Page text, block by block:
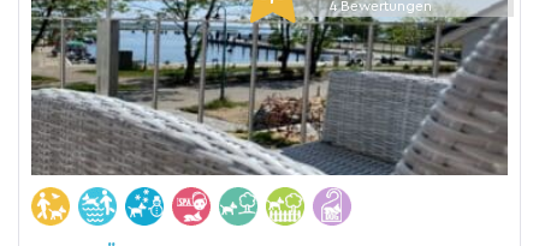
4 Bewertungen